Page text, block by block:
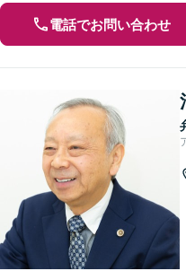
電話でお問い合わせ